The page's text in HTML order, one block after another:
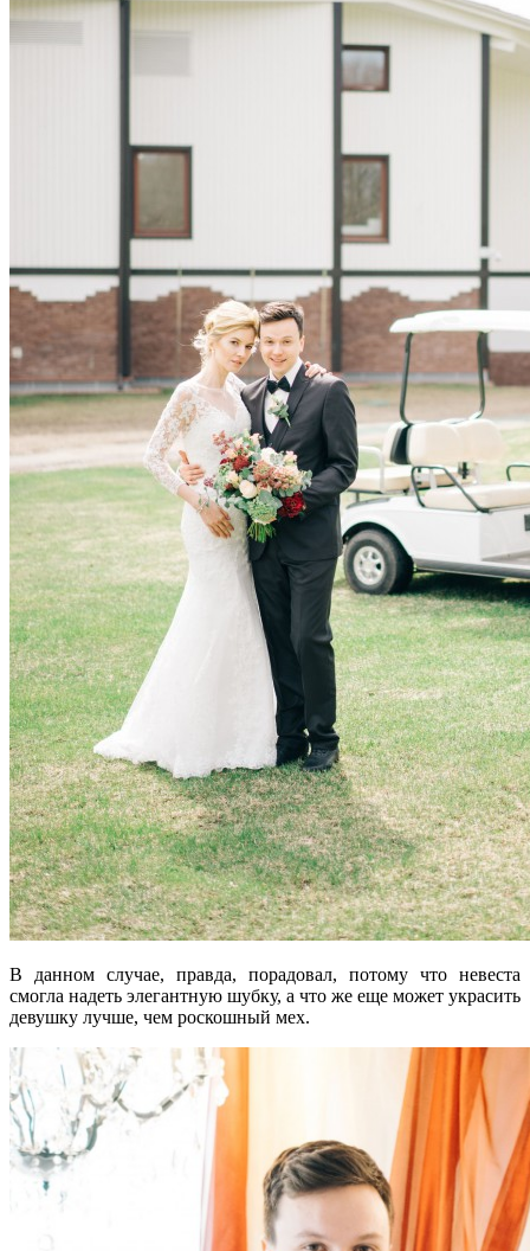
В данном случае, правда, порадовал, потому что невеста
смогла надеть элегантную шубку, а что же еще может украсить
девушку лучше, чем роскошный мех.